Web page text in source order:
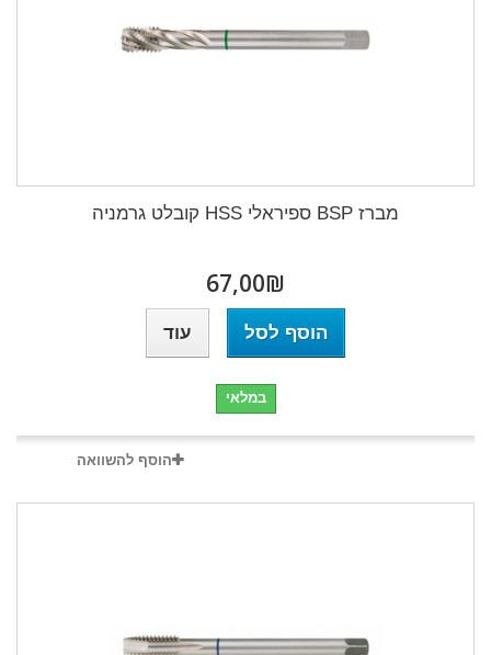
מברז BSP ספיראלי HSS קובלט גרמניה
₪‎67,00
הוסף לסל עוד
במלאי
הוסף להשוואה